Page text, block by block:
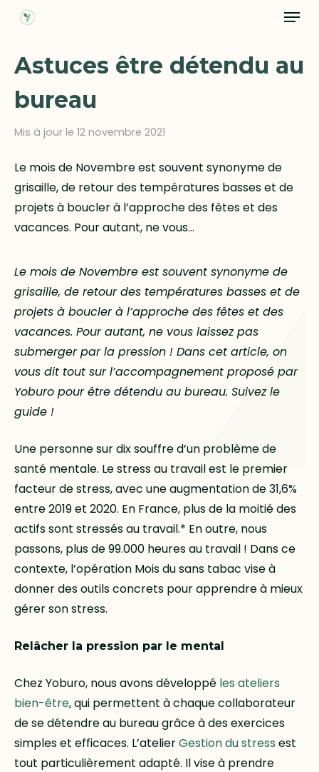
Skip
content
Menu
Astuces être détendu au
bureau
Mis à jour le 12 novembre 2021
Le mois de Novembre est souvent synonyme de
grisaille, de retour des températures basses et de
projets à boucler à l’approche des fêtes et des
vacances. Pour autant, ne vous…
Le mois de Novembre est souvent synonyme de
grisaille, de retour des températures basses et de
projets à boucler à l’approche des fêtes et des
vacances. Pour autant, ne vous laissez pas
submerger par la pression ! Dans cet article, on
vous dit tout sur l’accompagnement proposé par
Yoburo pour être détendu au bureau. Suivez le
guide !
Une personne sur dix souffre d’un problème de
santé mentale. Le stress au travail est le premier
facteur de stress, avec une augmentation de 31,6%
entre 2019 et 2020. En France, plus de la moitié des
actifs sont stressés au travail.* En outre, nous
passons, plus de 99.000 heures au travail ! Dans ce
contexte, l’opération Mois du sans tabac vise à
donner des outils concrets pour apprendre à mieux
gérer son stress.
Relâcher la pression par le mental
Chez Yoburo, nous avons développé les ateliers
bien-être, qui permettent à chaque collaborateur
de se détendre au bureau grâce à des exercices
simples et efficaces. L’atelierGestion du stress est
tout particulièrement adapté. Il vise à prendre
Menu